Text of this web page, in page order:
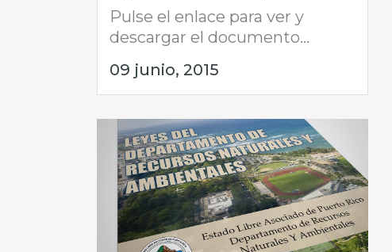
Pulse el enlace para ver y
descargar el documento...
09 junio, 2015